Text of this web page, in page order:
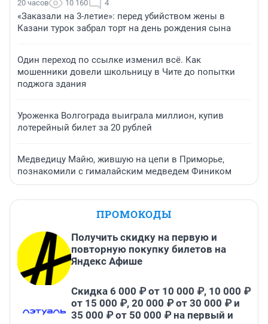
20 часов 10 160 4
«Заказали на 3-летие»: перед убийством жены в
Казани турок забрал торт на день рождения сына
Один переход по ссылке изменил всё. Как
мошенники довели школьницу в Чите до попытки
поджога здания
Уроженка Волгограда выиграла миллион, купив
лотерейный билет за 20 рублей
Медведицу Майю, жившую на цепи в Приморье,
познакомили с гималайским медведем Фиником
ПРОМОКОДЫ
Получить скидку на первую и
повторную покупку билетов на
Яндекс Афише
Скидка 6 000 ₽ от 10 000 ₽, 10 000 ₽
от 15 000 ₽, 20 000 ₽ от 30 000 ₽ и
35 000 ₽ от 50 000 ₽ на первый и